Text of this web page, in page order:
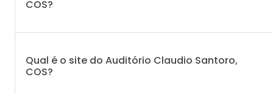
COS?
Qual é o site do Auditório Claudio Santoro,
COS?